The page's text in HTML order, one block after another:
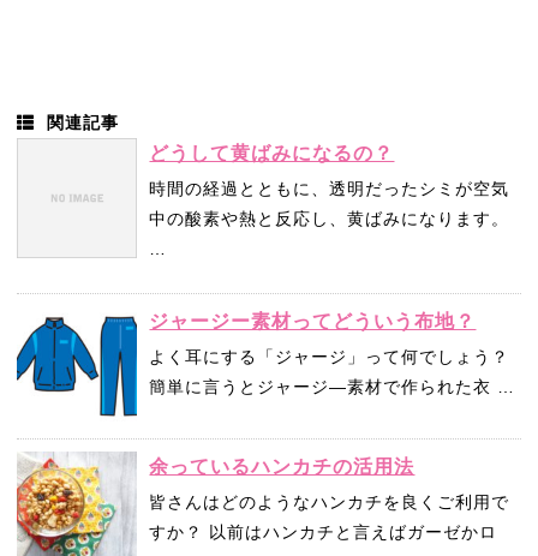
関連記事
どうして黄ばみになるの？
時間の経過とともに、透明だったシミが空気
中の酸素や熱と反応し、黄ばみになります。
ジャージー素材ってどういう布地？
よく耳にする「ジャージ」って何でしょう？
簡単に言うとジャージ―素材で作られた衣 …
余っているハンカチの活用法
皆さんはどのようなハンカチを良くご利用で
すか？ 以前はハンカチと言えばガーゼかロ